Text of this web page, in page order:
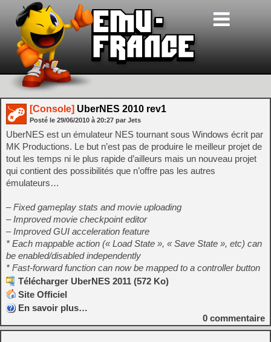
[Console] UberNES 2010 rev1
Posté le 29/06/2010 à 20:27 par Jets
UberNES est un émulateur NES tournant sous Windows écrit par
MK Productions. Le but n’est pas de produire le meilleur projet de
tout les temps ni le plus rapide d’ailleurs mais un nouveau projet
qui contient des possibilités que n’offre pas les autres
émulateurs…
– Fixed gameplay stats and movie uploading
– Improved movie checkpoint editor
– Improved GUI acceleration feature
* Each mappable action (« Load State », « Save State », etc) can
be enabled/disabled independently
* Fast-forward function can now be mapped to a controller button
Télécharger UberNES 2011 (572 Ko)
Site Officiel
En savoir plus…
0 commentaire